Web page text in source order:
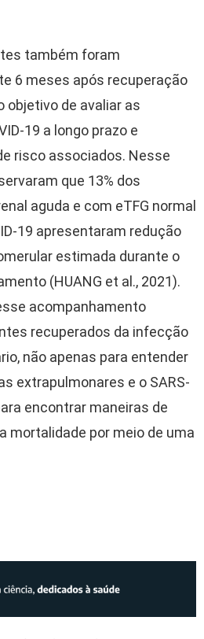
também foram
6 meses após recuperação
objetivo de avaliar as
19 a longo prazo e
risco associados. Nesse
que 13% dos
aguda e com eTFG normal
19 apresentaram redução
estimada durante o
(HUANG et al., 2021).
acompanhamento
recuperados da infecção
não apenas para entender
extrapulmonares e o SARS-
encontrar maneiras de
mortalidade por meio de uma